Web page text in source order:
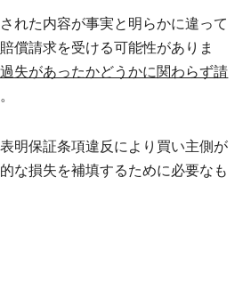
れた内容が事実と明らかに違って
償請求を受ける可能性がありま
失があったかどうかに関わらず請
明保証条項違反により買い主側が
な損失を補填するために必要なも